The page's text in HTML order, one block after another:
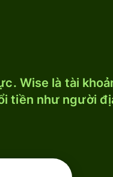
Wise là tài
tiền như người